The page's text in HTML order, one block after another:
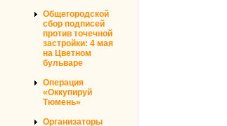
Общегородской
сбор подписей
против точечной
застройки: 4 мая
на Цветном
бульваре
Операция
«Оккупируй
Тюмень»
Организаторы